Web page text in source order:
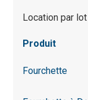
Location par
Produit
Fourchette